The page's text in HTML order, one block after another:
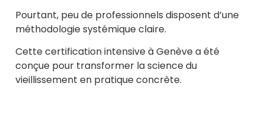
Pourtant, peu de professionnels disposent d’une
méthodologie systémique claire.
Cette certification intensive à Genève a été
conçue pour transformer la science du
vieillissement en pratique concrète.